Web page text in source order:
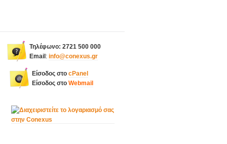
Τηλέφωνο: 2721 500 000
Email : info@conexus.gr
Είσοδος στο cPanel
Είσοδος στο Webmail